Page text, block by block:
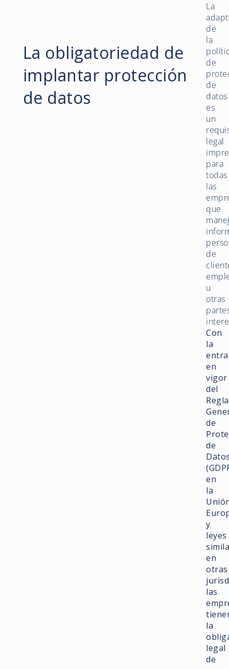
La obligatoriedad de
implantar protección
de datos
La
de
la
de
de
datos
es
un
legal
para
todas
las
que
de
u
otras
Con
la
en
vigor
del
de
de
en
la
y
leyes
en
otras
las
la
legal
de